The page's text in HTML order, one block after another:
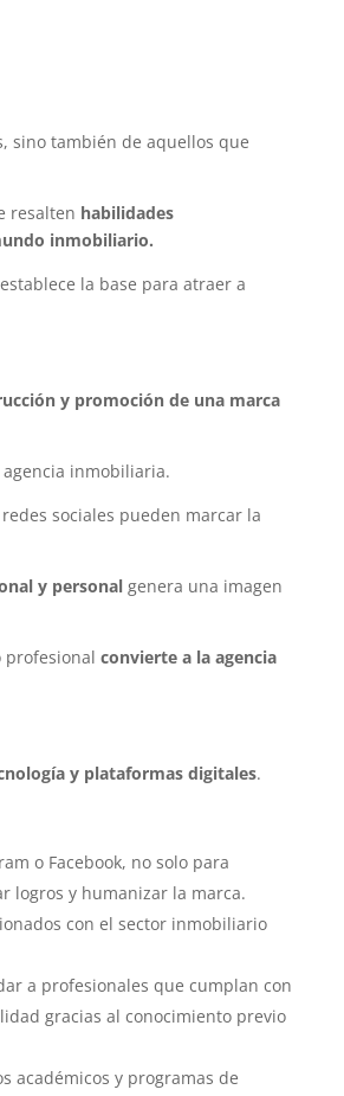
sino también de aquellos que
resalten habilidades
inmobiliario.
la base para atraer a
y promoción de una marca
inmobiliaria.
sociales pueden marcar la
y personal genera una imagen
profesionalconvierte a la agencia
y plataformas digitales.
o Facebook, no solo para
logros y humanizar la marca.
con el sector inmobiliario
a profesionales que cumplan con
gracias al conocimiento previo
académicos y programas de